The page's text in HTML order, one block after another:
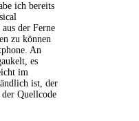
ich bereits
der Ferne
zu können
An
es
im
ist, der
Quellcode